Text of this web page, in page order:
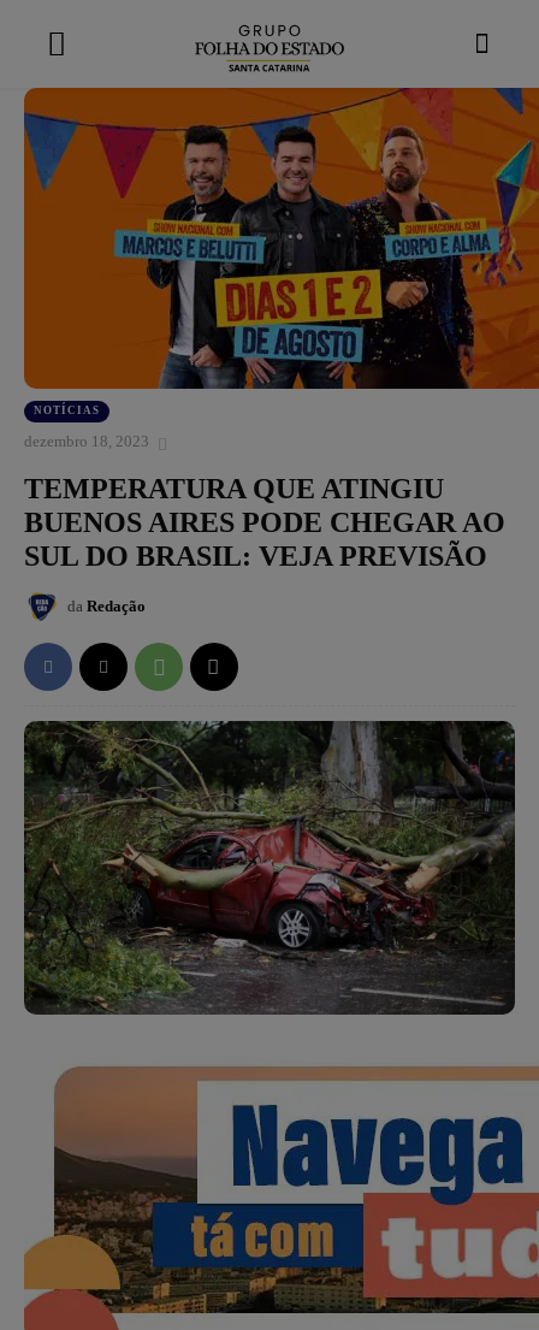
NOTÍCIAS
dezembro 18, 2023
TEMPERATURA QUE ATINGIU
BUENOS AIRES PODE CHEGAR AO
SUL DO BRASIL: VEJA PREVISÃO
da Redação